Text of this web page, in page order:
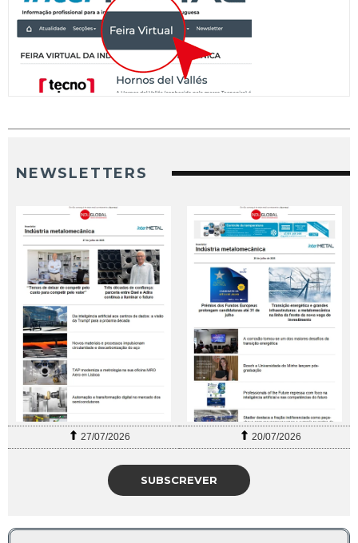
NEWSLETTERS
27/07/2026 20/07/2026
SUBSCREVER